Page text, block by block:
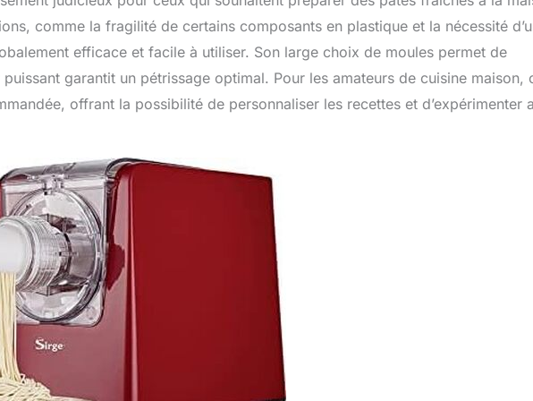
comme la fragilité de certains composants en plastique et la nécessité
efficace et facile à utiliser. Son large choix de moules permet de
garantit un pétrissage optimal. Pour les amateurs de cuisine maison,
offrant la possibilité de personnaliser les recettes et d’expérimenter